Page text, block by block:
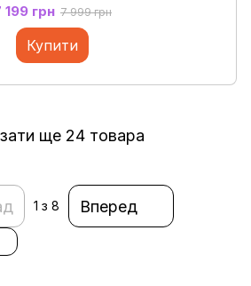
199 грн 7 999 грн
Купити
ще 24 товара
1 з 8 Вперед